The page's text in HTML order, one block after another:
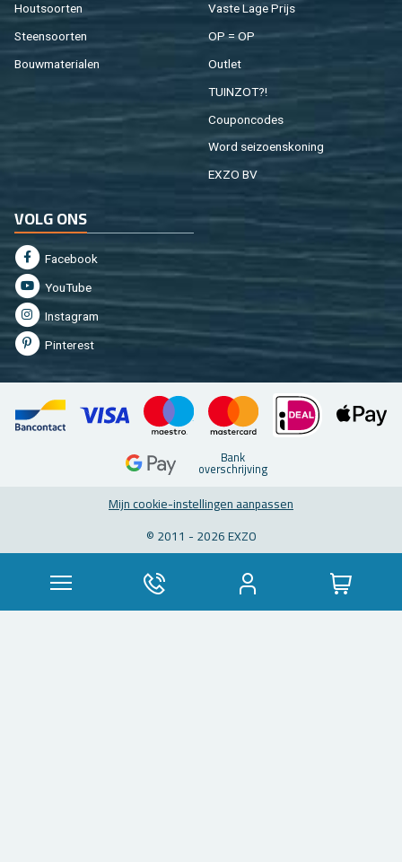
Hout­soor­ten
Steen­soor­ten
Bouw­ma­te­ri­a­len
Vaste Lage Prijs
OP = OP
Out­let
TUIN­ZOT?!
Cou­pon­co­des
Word sei­zoens­ko­ning
EXZO BV
VOLG ONS
Fa­cebook
You­Tu­be
In­st­agram
Pin­te­rest
Bank
over­schrij­ving
Mijn coo­kie-in­stel­lin­gen aan­pas­sen
© 2011 - 2026 EXZO